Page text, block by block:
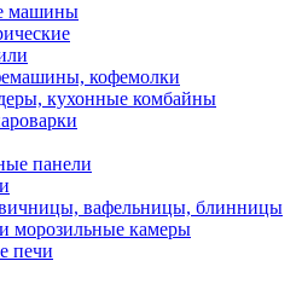
машины
кофемолки
кухонные комбайны
панели
вафельницы, блинницы
морозильные камеры
печи